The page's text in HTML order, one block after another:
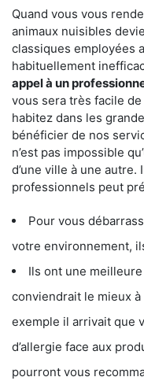
Quand vous vous
animaux nuisibles
classiques employées
habituellement
appel à un
vous sera très facile
habitez dans les
bénéficier de nos
n’est pas impossible
d’une ville à une
professionnels peut
Pour vous
votre environnement,
Ils ont une
conviendrait le mieux
exemple il arrivait que
d’allergie face aux
pourront vous